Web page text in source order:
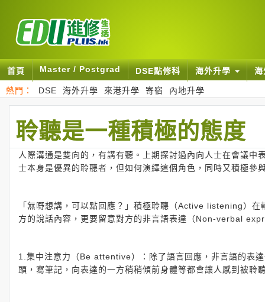
首頁 Master / Postgrad DSE點修科 海外升學
熱門： DSE 海外升學 來港升學 寄宿 內地升學
聆聽是一種積極的態度
人際溝通是雙向的，有講有聽。上期探討過內向人士在會議
士本身是優異的聆聽者，但如何演繹這個角色，同時又積極參
「無嘢想講，可以點回應？」積極聆聽（Active listening）
方的說話內容，更要留意對方的非言語表達（Non-verbal
1.集中注意力（Be attentive）：除了語言回應，非言語的表
頭，寫筆記，向表達的一方稍稍傾前身體等都會讓人感到被聆